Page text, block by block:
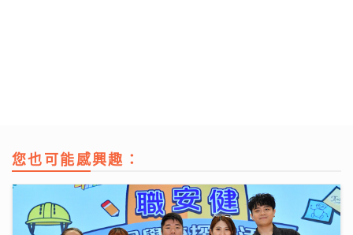
您也可能感興趣：